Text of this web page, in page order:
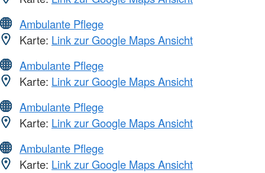
Ambulante Pflege
Karte: Link zur Google Maps Ansicht
Ambulante Pflege
Karte: Link zur Google Maps Ansicht
Ambulante Pflege
Karte: Link zur Google Maps Ansicht
Ambulante Pflege
Karte: Link zur Google Maps Ansicht